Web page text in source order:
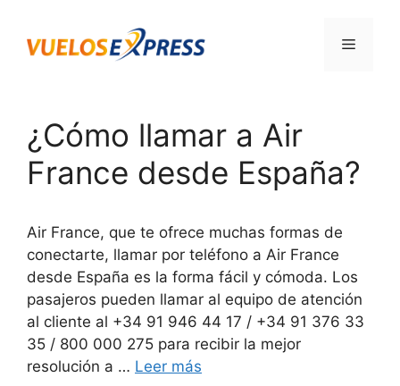
contenido
Menú
¿Cómo llamar a Air
France desde España?
Air France, que te ofrece muchas formas de
conectarte, llamar por teléfono a Air France
desde España es la forma fácil y cómoda. Los
pasajeros pueden llamar al equipo de atención
al cliente al +34 91 946 44 17 / +34 91 376 33
35 / 800 000 275 para recibir la mejor
resolución a … Leer más